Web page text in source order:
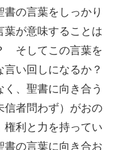
の言葉をしっかり
葉が意味することは
そしてこの言葉を
い回しになるか？
、聖書に向き合う
者問わず）がおの
利と力を持ってい
の言葉に向き合お